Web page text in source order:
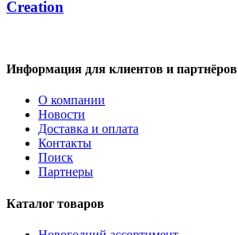
Creation
Информация для клиентов и партнёров
О компании
Новости
Доставка и оплата
Контакты
Поиск
Партнеры
Каталог товаров